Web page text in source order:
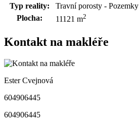
Typ reality:
Travní porosty - Pozemky
Plocha:
11121 m2
Kontakt na makléře
Ester Cvejnová
604906445
604906445